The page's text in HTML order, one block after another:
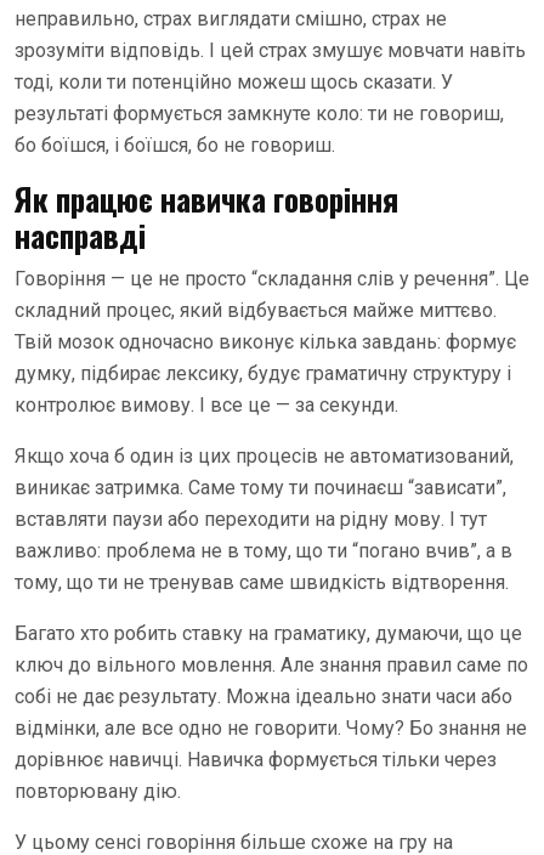
неправильно, страх виглядати смішно, страх не
зрозуміти відповідь. І цей страх змушує мовчати навіть
тоді, коли ти потенційно можеш щось сказати. У
результаті формується замкнуте коло: ти не говориш,
бо боїшся, і боїшся, бо не говориш.
Як працює навичка говоріння
насправді
Говоріння — це не просто “складання слів у речення”. Це
складний процес, який відбувається майже миттєво.
Твій мозок одночасно виконує кілька завдань: формує
думку, підбирає лексику, будує граматичну структуру і
контролює вимову. І все це — за секунди.
Якщо хоча б один із цих процесів не автоматизований,
виникає затримка. Саме тому ти починаєш “зависати”,
вставляти паузи або переходити на рідну мову. І тут
важливо: проблема не в тому, що ти “погано вчив”, а в
тому, що ти не тренував саме швидкість відтворення.
Багато хто робить ставку на граматику, думаючи, що це
ключ до вільного мовлення. Але знання правил саме по
собі не дає результату. Можна ідеально знати часи або
відмінки, але все одно не говорити. Чому? Бо знання не
дорівнює навичці. Навичка формується тільки через
повторювану дію.
У цьому сенсі говоріння більше схоже на гру на